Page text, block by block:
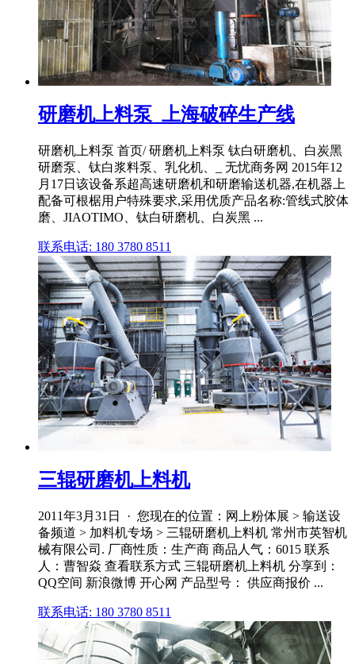
研磨机上料泵_上海破碎生产线
研磨机上料泵 首页/ 研磨机上料泵 钛白研磨机、白炭黑
研磨泵、钛白浆料泵、乳化机、_ 无忧商务网 2015年12
月17日该设备系超高速研磨机和研磨输送机器,在机器上
配备可根椐用户特殊要求,采用优质产品名称:管线式胶体
磨、JIAOTIMO、钛白研磨机、白炭黑 ...
联系电话: 180 3780 8511
三辊研磨机上料机
2011年3月31日 · 您现在的位置：网上粉体展 > 输送设
备频道 > 加料机专场 > 三辊研磨机上料机 常州市英智机
械有限公司. 厂商性质：生产商 商品人气：6015 联系
人：曹智焱 查看联系方式 三辊研磨机上料机 分享到：
QQ空间 新浪微博 开心网 产品型号： 供应商报价 ...
联系电话: 180 3780 8511